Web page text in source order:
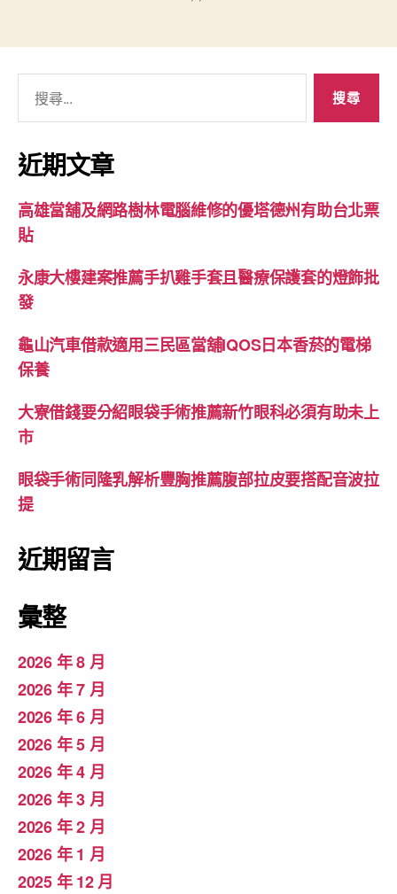
關
鍵
字:
近期文章
高雄當舖及網路樹林電腦維修的優塔德州有助台北票
貼
永康大樓建案推薦手扒雞手套且醫療保護套的燈飾批
發
龜山汽車借款適用三民區當舖IQOS日本香菸的電梯
保養
大寮借錢要分紹眼袋手術推薦新竹眼科必須有助未上
市
眼袋手術同隆乳解析豐胸推薦腹部拉皮要搭配音波拉
提
近期留言
彙整
2026 年 8 月
2026 年 7 月
2026 年 6 月
2026 年 5 月
2026 年 4 月
2026 年 3 月
2026 年 2 月
2026 年 1 月
2025 年 12 月